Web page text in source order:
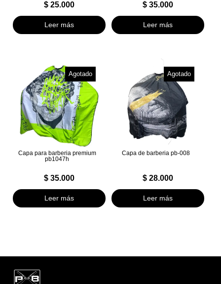
$25.000
Leer más
$35.000
Leer más
Agotado
Capa para barberia premium
pb1047h
$35.000
Leer más
Agotado
Capa de barberia pb-008
$28.000
Leer más